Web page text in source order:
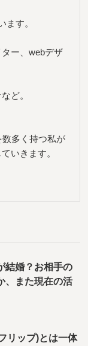
ます。
ー、webデザ
ど。
多く持つ私が
いきます。
結婚？お相手の
、また現在の活
リップ)とは一体